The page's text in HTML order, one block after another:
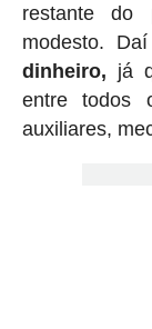
restante do
modesto.
dinheiro, já
entre todos
auxiliares,